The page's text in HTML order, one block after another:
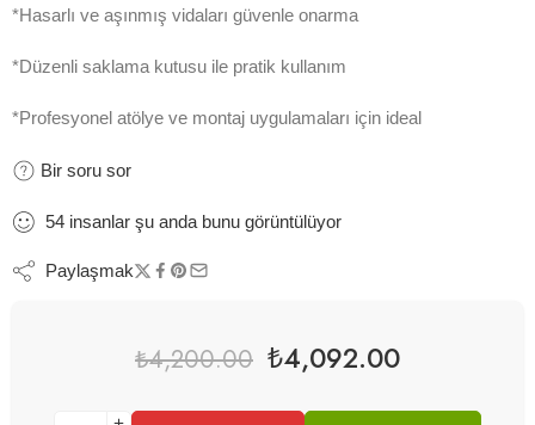
*Hasarlı ve aşınmış vidaları güvenle onarma
*Düzenli saklama kutusu ile pratik kullanım
*Profesyonel atölye ve montaj uygulamaları için ideal
Bir soru sor
54 insanlar şu anda bunu görüntülüyor
Paylaşmak
₺4,200.00 ₺4,092.00